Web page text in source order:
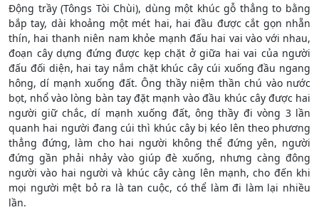
Động trầy (Tôngs Tòi Chùi), dùng một khúc gỗ thẳng to bằng
bắp tay, dài khoảng một mét hai, hai đầu được cắt gọn nhẵn
thín, hai thanh niên nam khỏe mạnh đấu hai vai vào với nhau,
đoạn cây dựng đứng được kẹp chặt ở giữa hai vai của người
đấu đối diện, hai tay nắm chặt khúc cây cúi xuống đầu ngang
hông, dí mạnh xuống đất. Ông thầy niệm thần chú vào nước
bọt, nhổ vào lòng bàn tay đặt mạnh vào đầu khúc cây được hai
người giữ chắc, dí mạnh xuống đất, ông thầy đi vòng 3 lần
quanh hai người đang cúi thì khúc cây bị kéo lên theo phương
thẳng đứng, làm cho hai người không thể đứng yên, người
đứng gần phải nhảy vào giúp đè xuống, nhưng càng đông
người vào hai người và khúc cây càng lên mạnh, cho đến khi
mọi người mệt bỏ ra là tan cuộc, có thể làm đi làm lại nhiều
lần.